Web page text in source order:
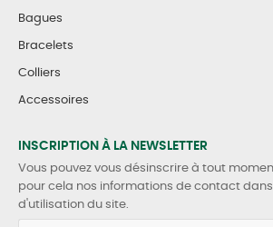
Bagues
Bracelets
Colliers
Accessoires
INSCRIPTION À LA NEWSLETTER
Vous pouvez vous désinscrire à tout
pour cela nos informations de contact
d'utilisation du site.